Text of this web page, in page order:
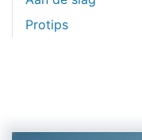
Protips